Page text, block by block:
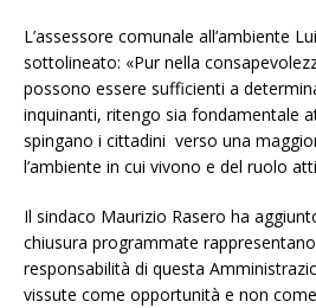
L’assessore comunale all’ambiente
sottolineato: «Pur nella
possono essere sufficienti a
inquinanti, ritengo sia fondamentale
spingano i cittadini verso una
l’ambiente in cui vivono e del ruolo
Il sindaco Maurizio Rasero ha
chiusura programmate
responsabilità di questa
vissute come opportunità e non